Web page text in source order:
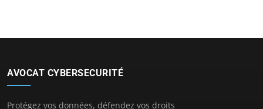
AVOCAT CYBERSECURITÉ
Protégez vos données, défendez vos droits